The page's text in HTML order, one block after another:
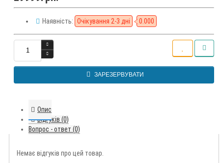
Наявність: Очікування 2-3 дні 0.000
ЗАРЕЗЕРВУВАТИ
Опис
Відгуків (0)
Вопрос - ответ (0)
Немає відгуків про цей товар.